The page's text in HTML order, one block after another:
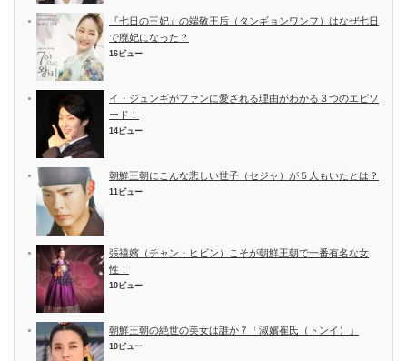
『七日の王妃』の端敬王后（タンギョンワンフ）はなぜ七日
で廃妃になった？
16ビュー
イ・ジュンギがファンに愛される理由がわかる３つのエピソ
ード！
14ビュー
朝鮮王朝にこんな悲しい世子（セジャ）が５人もいたとは？
11ビュー
張禧嬪（チャン・ヒビン）こそが朝鮮王朝で一番有名な女
性！
10ビュー
朝鮮王朝の絶世の美女は誰か７「淑嬪崔氏（トンイ）」
10ビュー